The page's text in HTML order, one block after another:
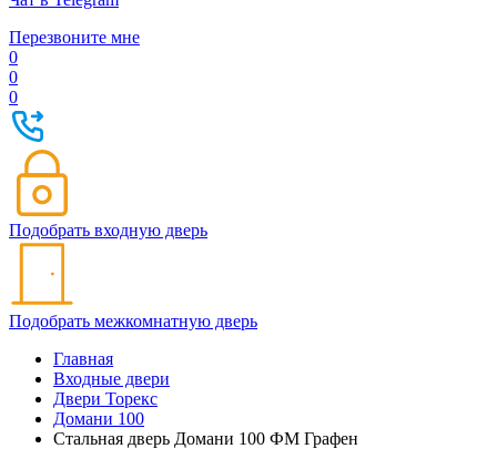
Перезвоните мне
0
0
0
Подобрать входную дверь
Подобрать межкомнатную дверь
Главная
Входные двери
Двери Торекс
Домани 100
Стальная дверь Домани 100 ФМ Графен